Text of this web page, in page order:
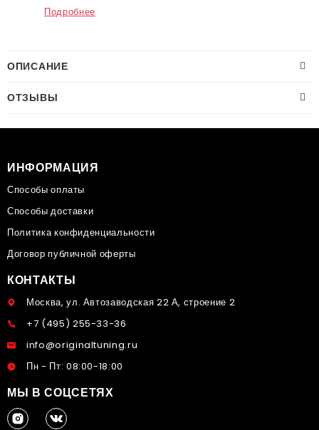
Подробнее
ОПИСАНИЕ
ОТЗЫВЫ
ИНФОРМАЦИЯ
Способы оплаты
Способы доставки
Политика конфиденциальности
Договор публичной оферты
КОНТАКТЫ
Москва, ул. Автозаводская 22 А, строение 2
+7 (495) 255-33-36
info@originaltuning.ru
Пн - Пт: 08:00-18:00
МЫ В СОЦСЕТЯХ